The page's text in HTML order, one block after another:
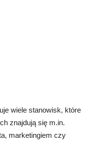
wiele stanowisk, które
znajdują się m.in.
marketingiem czy